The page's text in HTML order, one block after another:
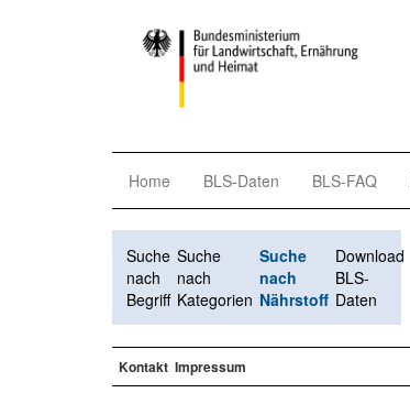
Home BLS-Daten BLS-FAQ
Suche
nach
Begriff
Suche
nach
Kategorien
Suche
nach
Nährstoff
Download
BLS-
Daten
Kontakt Impressum